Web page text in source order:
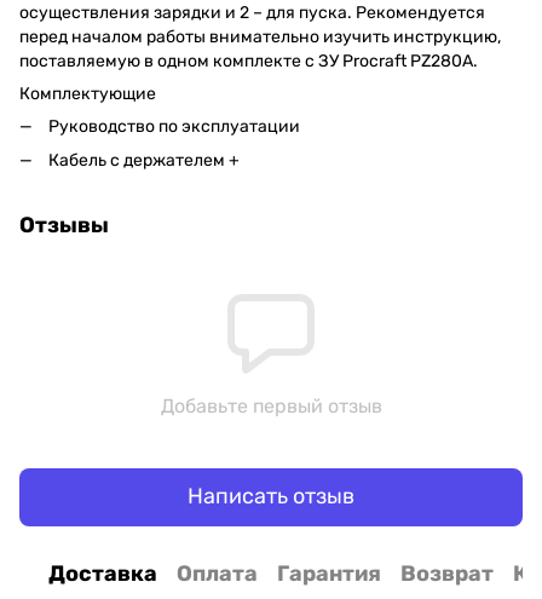
осуществления зарядки и 2 – для пуска. Рекомендуется
перед началом работы внимательно изучить инструкцию,
поставляемую в одном комплекте с ЗУ Proсraft PZ280A.
Комплектующие
Руководство по эксплуатации
Кабель с держателем +
Отзывы
Добавьте первый отзыв
Написать отзыв
Доставка Оплата Гарантия Возврат